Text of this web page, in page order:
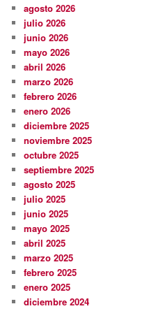
agosto 2026
julio 2026
junio 2026
mayo 2026
abril 2026
marzo 2026
febrero 2026
enero 2026
diciembre 2025
noviembre 2025
octubre 2025
septiembre 2025
agosto 2025
julio 2025
junio 2025
mayo 2025
abril 2025
marzo 2025
febrero 2025
enero 2025
diciembre 2024